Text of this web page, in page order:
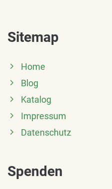
Sitemap
Home
Blog
Katalog
Impressum
Datenschutz
Spenden